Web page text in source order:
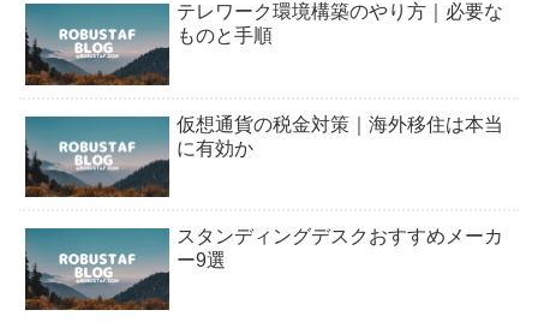
テレワーク環境構築のやり方｜必要な
ものと手順
仮想通貨の税金対策｜海外移住は本当
に有効か
スタンディングデスクおすすめメーカ
ー9選